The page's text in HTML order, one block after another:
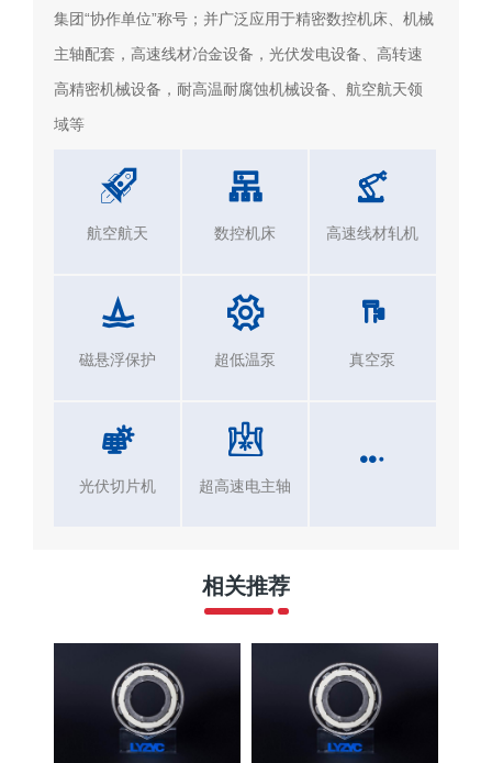
集团“协作单位”称号；并广泛应用于精密数控机床、机械
主轴配套，高速线材冶金设备，光伏发电设备、高转速
高精密机械设备，耐高温耐腐蚀机械设备、航空航天领
域等
航空航天 数控机床 高速线材轧机
磁悬浮保护 超低温泵 真空泵
光伏切片机 超高速电主轴
相关推荐